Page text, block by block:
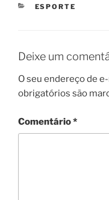
CATEGORIAS
ESPORTE
Deixe um
O seu endereço de
obrigatórios são
Comentário*